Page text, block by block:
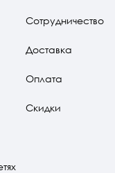
Сотрудничество
Доставка
Оплата
Скидки